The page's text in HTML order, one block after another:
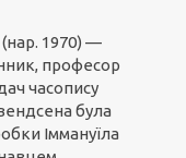
(нар. 1970) —
професор
часопису
була
Іммануїла